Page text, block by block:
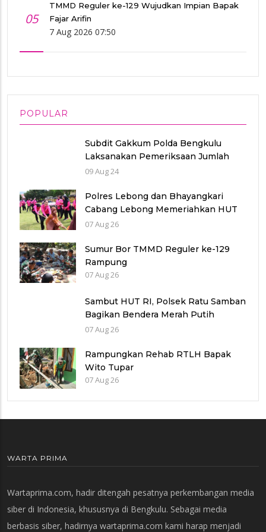
05
TMMD Reguler ke-129 Wujudkan Impian Bapak
Fajar Arifin
7 Aug 2026 07:50
POPULAR
Subdit Gakkum Polda Bengkulu
Laksanakan Pemeriksaan Jumlah
Laka Lantas di Polres Benteng
09 Aug 24
Polres Lebong dan Bhayangkari
Cabang Lebong Memeriahkan HUT
RI Ke-81 Bersama Anak Panti Asuhan
07 Aug 26
Sumur Bor TMMD Reguler ke-129
Rampung
07 Aug 26
Sambut HUT RI, Polsek Ratu Samban
Bagikan Bendera Merah Putih
kepada Warga
07 Aug 26
Rampungkan Rehab RTLH Bapak
Wito Tupar
07 Aug 26
WARTA PRIMA
Wartaprima.com, hadir ditengah pesatnya perkembangan media
siber di Indonesia, khususnya di Bengkulu. Sebagai media
berbasis siber, hadirnya wartaprima.com kami harap menjadi